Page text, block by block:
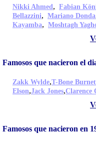
Nikki Ahmed, Fabian
Bellazzini, Mariano Donda
Kayamba, Moshtagh
Famosos que nacieron el
Zakk Wylde,T-Bone
Elson,Jack Jones,Clarence
Famosos que nacieron en